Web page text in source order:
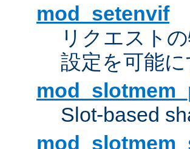
mod_setenvif
リクエスト
設定を可能に
Slot-based